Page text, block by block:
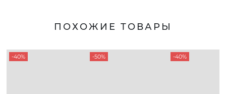
ПОХОЖИЕ ТОВАРЫ
-40% -50% -40%